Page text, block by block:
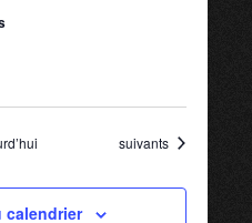
Évènements
suivants
calendrier